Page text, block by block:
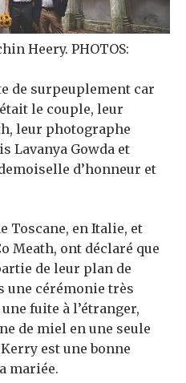
Heery. PHOTOS:
de surpeuplement car
le couple, leur
leur photographe
Lavanya Gowda et
d’honneur et
Toscane, en Italie, et
Meath, ont déclaré que
de leur plan de
une cérémonie très
fuite à l’étranger,
de miel en une seule
est une bonne
mariée.